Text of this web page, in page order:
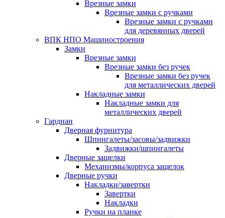
Врезные замки
Врезные замки с ручками
Врезные замки с ручками
для деревянных дверей
ВПК НПО Машиностроения
Замки
Врезные замки
Врезные замки без ручек
Врезные замки без ручек
для металлических дверей
Накладные замки
Накладные замки для
металлических дверей
Гардиан
Дверная фурнитура
Шпингалеты/засовы/задвижки
Задвижки/шпингалеты
Дверные защелки
Механизмы/корпуса защелок
Дверные ручки
Накладки/завертки
Завертки
Накладки
Ручки на планке